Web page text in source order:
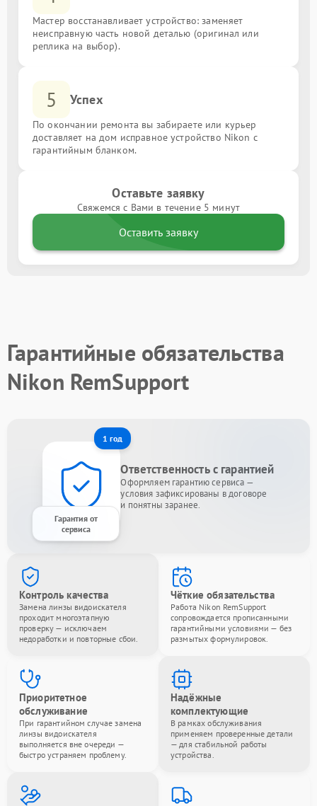
Мастер восстанавливает устройство: заменяет
неисправную часть новой деталью (оригинал или
реплика на выбор).
5 Успех
По окончании ремонта вы забираете или курьер
доставляет на дом исправное устройство Nikon с
гарантийным бланком.
Оставьте заявку
Свяжемся с Вами в течение 5 минут
Оставить заявку
Гарантийные обязательства
Nikon RemSupport
1 год
Гарантия от
сервиса
Ответственность с гарантией
Оформляем гарантию сервиса —
условия зафиксированы в договоре
и понятны заранее.
Контроль качества
Замена линзы видоискателя
проходит многоэтапную
проверку — исключаем
недоработки и повторные сбои.
Чёткие обязательства
Работа Nikon RemSupport
сопровождается прописанными
гарантийными условиями — без
размытых формулировок.
Приоритетное
обслуживание
При гарантийном случае замена
линзы видоискателя
выполняется вне очереди —
быстро устраняем проблему.
Надёжные
комплектующие
В рамках обслуживания
применяем проверенные детали
— для стабильной работы
устройства.